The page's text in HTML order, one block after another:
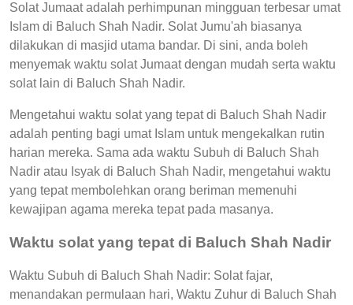
Solat Jumaat adalah perhimpunan mingguan terbesar umat
Islam di Baluch Shah Nadir. Solat Jumu'ah biasanya
dilakukan di masjid utama bandar. Di sini, anda boleh
menyemak waktu solat Jumaat dengan mudah serta waktu
solat lain di Baluch Shah Nadir.
Mengetahui waktu solat yang tepat di Baluch Shah Nadir
adalah penting bagi umat Islam untuk mengekalkan rutin
harian mereka. Sama ada waktu Subuh di Baluch Shah
Nadir atau Isyak di Baluch Shah Nadir, mengetahui waktu
yang tepat membolehkan orang beriman memenuhi
kewajipan agama mereka tepat pada masanya.
Waktu solat yang tepat di Baluch Shah Nadir
Waktu Subuh di Baluch Shah Nadir: Solat fajar,
menandakan permulaan hari, Waktu Zuhur di Baluch Shah